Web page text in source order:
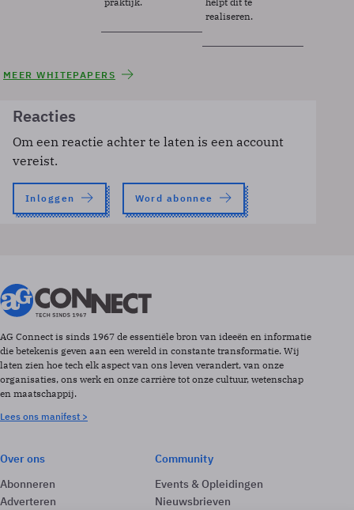
realiseren.
MEER WHITEPAPERS
Reacties
Om een reactie achter te laten is een account
vereist.
Inloggen Word abonnee
AG Connect is sinds 1967 de essentiële bron van ideeën en informatie
die betekenis geven aan een wereld in constante transformatie. Wij
laten zien hoe tech elk aspect van ons leven verandert, van onze
organisaties, ons werk en onze carrière tot onze cultuur, wetenschap
en maatschappij.
Lees ons manifest >
Over ons
Abonneren
Adverteren
Community
Events & Opleidingen
Nieuwsbrieven